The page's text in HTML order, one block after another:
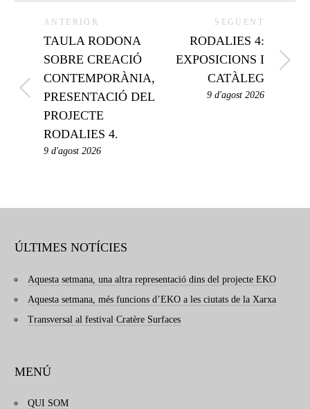
ANTERIOR
TAULA RODONA
SOBRE CREACIÓ
CONTEMPORÀNIA,
PRESENTACIÓ DEL
PROJECTE
RODALIES 4.
9 d'agost 2026
SEGÜENT
RODALIES 4:
EXPOSICIONS I
CATÀLEG
9 d'agost 2026
ÚLTIMES NOTÍCIES
Aquesta setmana, una altra representació dins del projecte EKO
Aquesta setmana, més funcions d’EKO a les ciutats de la Xarxa
Transversal al festival Cratère Surfaces
MENÚ
QUI SOM